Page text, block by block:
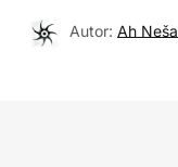
Autor: Ah Neša